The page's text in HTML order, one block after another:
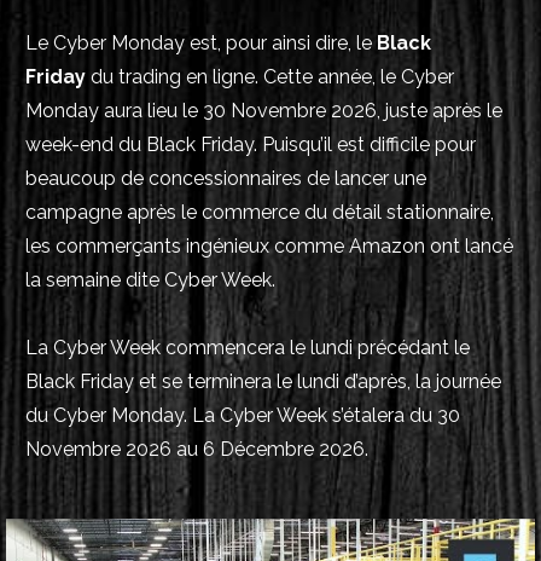
Le Cyber Monday est, pour ainsi dire, le Black
Friday du trading en ligne. Cette année, le Cyber
Monday aura lieu le 30 Novembre 2026, juste après le
week-end du Black Friday. Puisqu’il est difficile pour
beaucoup de concessionnaires de lancer une
campagne après le commerce du détail stationnaire,
les commerçants ingénieux comme Amazon ont lancé
la semaine dite Cyber Week.
La Cyber Week commencera le lundi précédant le
Black Friday et se terminera le lundi d’après, la journée
du Cyber Monday. La Cyber Week s’étalera du 30
Novembre 2026 au 6 Décembre 2026.